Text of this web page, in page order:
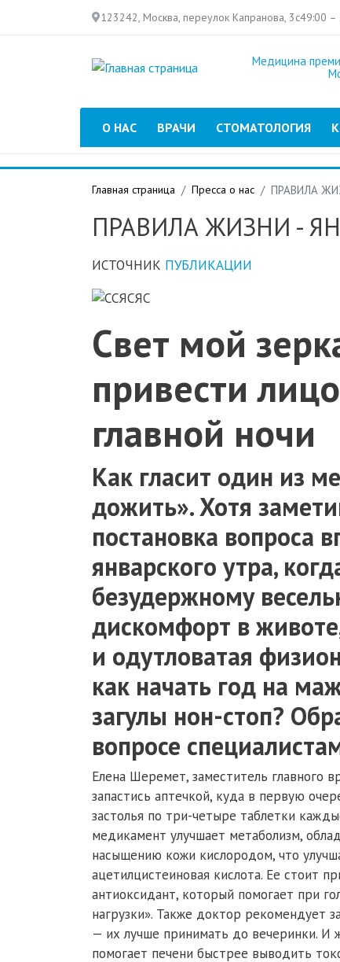
123242, Москва, переулок Капранова, 3с49:00 –
Медицина
О НАС ВРАЧИ СТОМАТОЛОГИЯ
Главная страница Пресса о нас ПРАВИЛА
ПРАВИЛА ЖИЗНИ -
ИСТОЧНИК ПУБЛИКАЦИИ
Свет мой
привести
главной ночи
Как гласит один из
дожить». Хотя
постановка вопроса
январского утра,
безудержному
дискомфорт в
и одутловатая
как начать год на
загулы нон-стоп?
вопросе
Елена Шеремет, заместитель главного
запастись аптечкой, куда в первую
застолья по три-четыре таблетки
медикамент улучшает метаболизм,
насыщению кожи кислородом, что
ацетилцистеиновая кислота. Ее стоит
антиоксидант, который помогает при
нагрузки». Также доктор рекомендует
— их лучше принимать до вечеринки. И
помогает печени быстрее выводить